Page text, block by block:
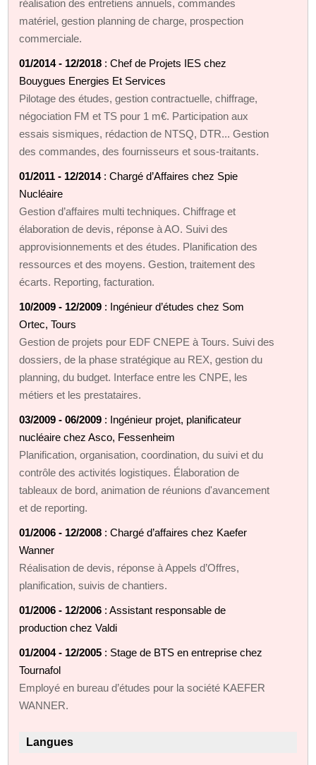
réalisation des entretiens annuels, commandes
matériel, gestion planning de charge, prospection
commerciale.
01/2014 - 12/2018 : Chef de Projets IES chez
Bouygues Energies Et Services
Pilotage des études, gestion contractuelle, chiffrage,
négociation FM et TS pour 1 m€. Participation aux
essais sismiques, rédaction de NTSQ, DTR... Gestion
des commandes, des fournisseurs et sous-traitants.
01/2011 - 12/2014: Chargé d’Affaires chez Spie
Nucléaire
Gestion d’affaires multi techniques. Chiffrage et
élaboration de devis, réponse à AO. Suivi des
approvisionnements et des études. Planification des
ressources et des moyens. Gestion, traitement des
écarts. Reporting, facturation.
10/2009 - 12/2009 : Ingénieur d’études chez Som
Ortec, Tours
Gestion de projets pour EDF CNEPE à Tours. Suivi des
dossiers, de la phase stratégique au REX, gestion du
planning, du budget. Interface entre les CNPE, les
métiers et les prestataires.
03/2009 - 06/2009 : Ingénieur projet, planificateur
nucléaire chez Asco, Fessenheim
Planification, organisation, coordination, du suivi et du
contrôle des activités logistiques. Élaboration de
tableaux de bord, animation de réunions d'avancement
et de reporting.
01/2006 - 12/2008 : Chargé d’affaires chez Kaefer
Wanner
Réalisation de devis, réponse à Appels d’Offres,
planification, suivis de chantiers.
01/2006 - 12/2006 : Assistant responsable de
production chez Valdi
01/2004 - 12/2005 : Stage de BTS en entreprise chez
Tournafol
Employé en bureau d’études pour la société KAEFER
WANNER.
Langues